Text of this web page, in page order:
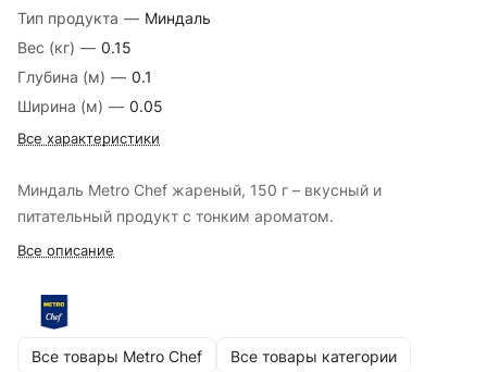
Тип продукта — Миндаль
Вес (кг) — 0.15
Глубина (м) — 0.1
Ширина (м) — 0.05
Все характеристики
Миндаль Metro Chef жареный, 150 г – вкусный и
питательный продукт с тонким ароматом.
Все описание
Все товары Metro Chef Все товары категории